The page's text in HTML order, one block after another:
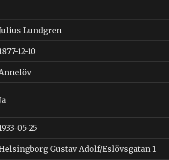
Lundgren
12-10
05-25
Gustav Adolf/Eslövsgatan 1